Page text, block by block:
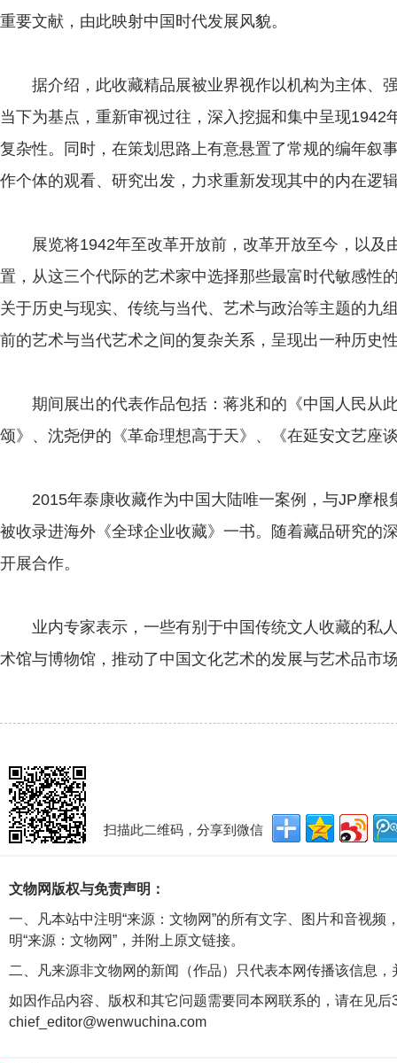
重要文献，由此映射中国时代发展风貌。
据介绍，此收藏精品展被业界视作以机构为主体、
当下为基点，重新审视过往，深入挖掘和集中呈现1942
复杂性。同时，在策划思路上有意悬置了常规的编年叙
作个体的观看、研究出发，力求重新发现其中的内在逻
展览将1942年至改革开放前，改革开放至今，以及
置，从这三个代际的艺术家中选择那些最富时代敏感性
关于历史与现实、传统与当代、艺术与政治等主题的九
前的艺术与当代艺术之间的复杂关系，呈现出一种历史
期间展出的代表作品包括：蒋兆和的《中国人民从
颂》、沈尧伊的《革命理想高于天》、《在延安文艺座
2015年泰康收藏作为中国大陆唯一案例，与JP摩根
被收录进海外《全球企业收藏》一书。随着藏品研究的
开展合作。
业内专家表示，一些有别于中国传统文人收藏的私
术馆与博物馆，推动了中国文化艺术的发展与艺术品市
扫描此二维码，分享到微信
文物网版权与免责声明：
一、凡本站中注明“来源：文物网”的所有文字、图片和音视
明“来源：文物网”，并附上原文链接。
二、凡来源非文物网的新闻（作品）只代表本网传播该信息
如因作品内容、版权和其它问题需要同本网联系的，请在见后
chief_editor@wenwuchina.com